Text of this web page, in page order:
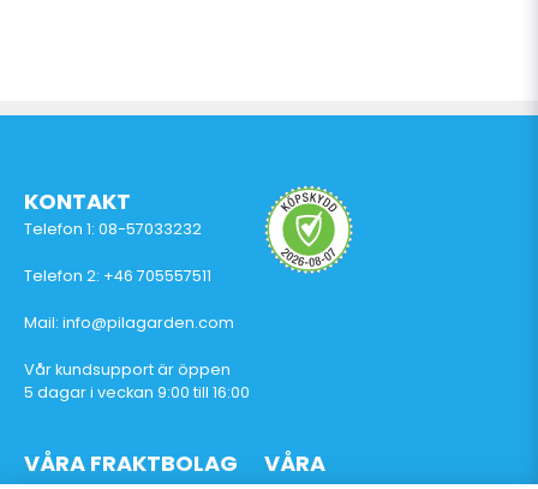
KONTAKT
Telefon 1: 08-57033232
Telefon 2: +46 705557511
Mail: info@pilagarden.com
Vår kundsupport är öppen
5 dagar i veckan 9:00 till 16:00
VÅRA FRAKTBOLAG
VÅRA